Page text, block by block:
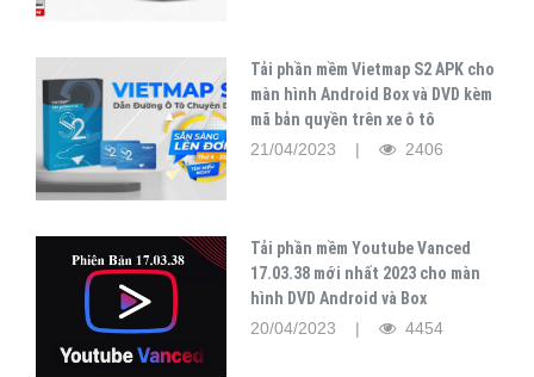
Tải phần mềm Vietmap S2 APK cho
màn hình Android Box và DVD kèm
mã bản quyền trên xe ô tô
21/04/2023 |
2406
Tải phần mềm Youtube Vanced
17.03.38 mới nhất 2023 cho màn
hình DVD Android và Box
20/04/2023 |
4454